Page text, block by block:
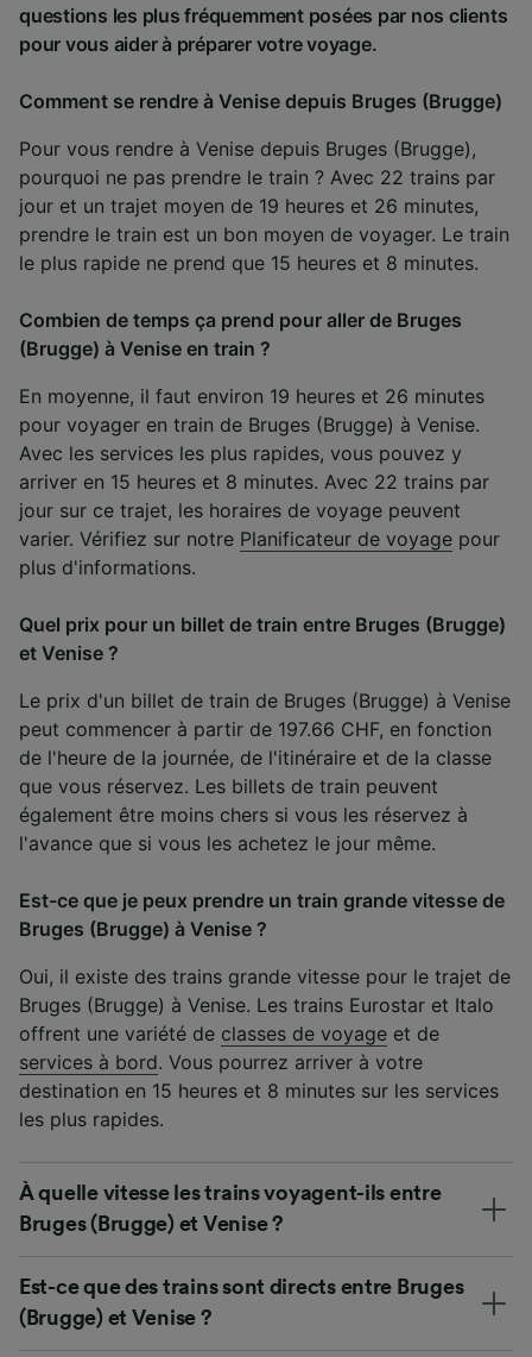
questions les plus fréquemment posées par nos clients
pour vous aider à préparer votre voyage.
Comment se rendre à Venise depuis Bruges (Brugge)
Pour vous rendre à Venise depuis Bruges (Brugge),
pourquoi ne pas prendre le train ? Avec 22 trains par
jour et un trajet moyen de 19 heures et 26 minutes,
prendre le train est un bon moyen de voyager. Le train
le plus rapide ne prend que 15 heures et 8 minutes.
Combien de temps ça prend pour aller de Bruges
(Brugge) à Venise en train ?
En moyenne, il faut environ 19 heures et 26 minutes
pour voyager en train de Bruges (Brugge) à Venise.
Avec les services les plus rapides, vous pouvez y
arriver en 15 heures et 8 minutes. Avec 22 trains par
jour sur ce trajet, les horaires de voyage peuvent
varier. Vérifiez sur notre Planificateur de voyage pour
plus d'informations.
Quel prix pour un billet de train entre Bruges (Brugge)
et Venise ?
Le prix d'un billet de train de Bruges (Brugge) à Venise
peut commencer à partir de 197.66 CHF, en fonction
de l'heure de la journée, de l'itinéraire et de la classe
que vous réservez. Les billets de train peuvent
également être moins chers si vous les réservez à
l'avance que si vous les achetez le jour même.
Est-ce que je peux prendre un train grande vitesse de
Bruges (Brugge) à Venise ?
Oui, il existe des trains grande vitesse pour le trajet de
Bruges (Brugge) à Venise. Les trains Eurostar et Italo
offrent une variété de classes de voyage et de
services à bord. Vous pourrez arriver à votre
destination en 15 heures et 8 minutes sur les services
les plus rapides.
À quelle vitesse les trains voyagent-ils entre
Bruges (Brugge) et Venise ?
Est-ce que des trains sont directs entre Bruges
(Brugge) et Venise ?